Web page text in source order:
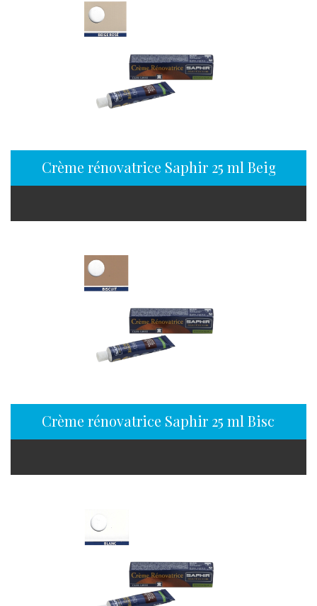
Crème rénovatrice Saphir 25 ml Beige rosé
Crème rénovatrice Saphir 25 ml Biscuit